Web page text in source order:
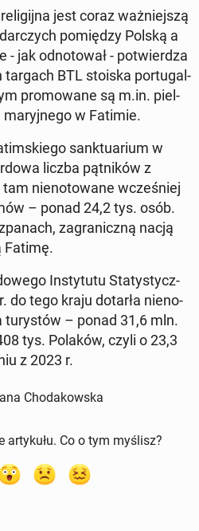
jest coraz waż­niej­szą
po­mię­dzy Polską a
- jak od­no­to­wał - po­twier­dza
targach BTL stoiska por­tu­gal­
pro­mo­wa­ne są m.in. piel­
w Fatimie.
sank­tu­arium w
liczba pąt­ni­ków z
tam nie­no­to­wa­ne wcze­śniej
– ponad 24,2 tys. osób.
za­gra­nicz­ną nacją
Fatimę.
In­sty­tu­tu Sta­ty­stycz­
do tego kraju dotarła nie­no­
– ponad 31,6 mln.
tys. Polaków, czyli o 23,3
z 2023 r.
Chodakowska
artykułu. Co o tym myślisz?